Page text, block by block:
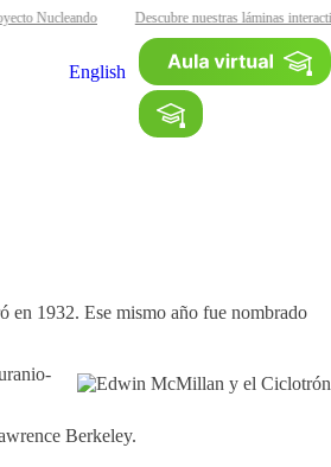
Nucleando Descubre nuestras láminas
English
en 1932. Ese mismo año fue nombrado
Berkeley.